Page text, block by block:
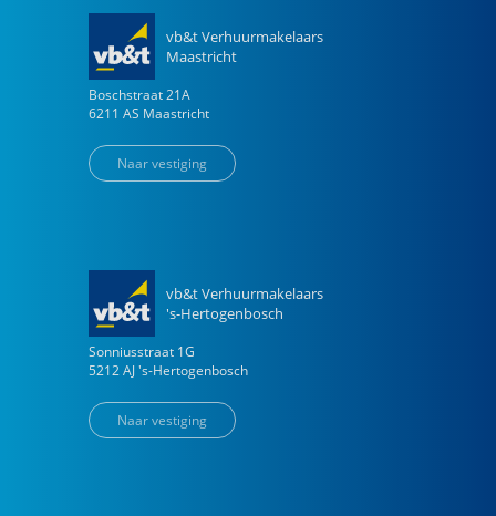
vb&t Verhuurmakelaars
Maastricht
Boschstraat 21A
6211 AS Maastricht
Naar vestiging
vb&t Verhuurmakelaars
's-Hertogenbosch
Sonniusstraat 1G
5212 AJ 's-Hertogenbosch
Naar vestiging